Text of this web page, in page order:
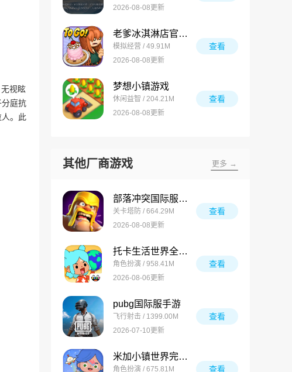
视眩
庭抗
。此
2026-08-08更新
老爹冰淇淋店官方版
模拟经营 / 49.91M
2026-08-08更新
查看
梦想小镇游戏
休闲益智 / 204.21M
2026-08-08更新
查看
其他厂商游戏 更多 →
部落冲突国际服最新版
关卡塔防 / 664.29M
2026-08-08更新
查看
托卡生活世界全解锁版
角色扮演 / 958.41M
2026-08-06更新
查看
pubg国际服手游
飞行射击 / 1399.00M
2026-07-10更新
查看
米加小镇世界完整版
角色扮演 / 675.81M
查看